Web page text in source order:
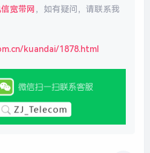
宽带网 ，如有疑问，请联系我
kuandai/1878.html